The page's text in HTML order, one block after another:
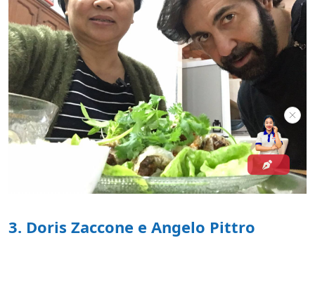
3. Doris Zaccone e Angelo Pittro